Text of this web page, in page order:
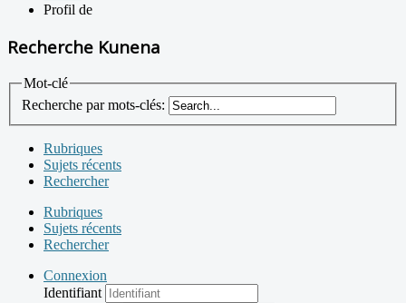
Profil de
Recherche Kunena
Mot-clé
Recherche par mots-clés:
Rubriques
Sujets récents
Rechercher
Rubriques
Sujets récents
Rechercher
Connexion
Identifiant